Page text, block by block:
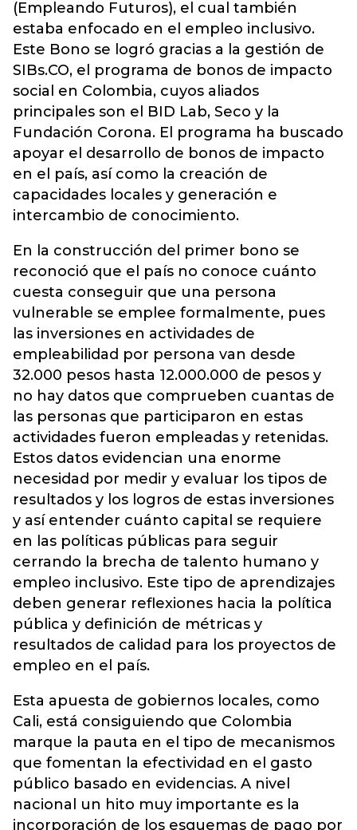
(Empleando Futuros), el cual también
estaba enfocado en el empleo inclusivo.
Este Bono se logró gracias a la gestión de
SIBs.CO, el programa de bonos de impacto
social en Colombia, cuyos aliados
principales son el BID Lab, Seco y la
Fundación Corona. El programa ha buscado
apoyar el desarrollo de bonos de impacto
en el país, así como la creación de
capacidades locales y generación e
intercambio de conocimiento.
En la construcción del primer bono se
reconoció que el país no conoce cuánto
cuesta conseguir que una persona
vulnerable se emplee formalmente, pues
las inversiones en actividades de
empleabilidad por persona van desde
32.000 pesos hasta 12.000.000 de pesos y
no hay datos que comprueben cuantas de
las personas que participaron en estas
actividades fueron empleadas y retenidas.
Estos datos evidencian una enorme
necesidad por medir y evaluar los tipos de
resultados y los logros de estas inversiones
y así entender cuánto capital se requiere
en las políticas públicas para seguir
cerrando la brecha de talento humano y
empleo inclusivo. Este tipo de aprendizajes
deben generar reflexiones hacia la política
pública y definición de métricas y
resultados de calidad para los proyectos de
empleo en el país.
Esta apuesta de gobiernos locales, como
Cali, está consiguiendo que Colombia
marque la pauta en el tipo de mecanismos
que fomentan la efectividad en el gasto
público basado en evidencias. A nivel
nacional un hito muy importante es la
incorporación de los esquemas de pago por